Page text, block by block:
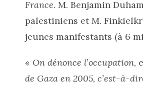
France. M. Benjamin
palestiniens et M.
jeunes manifestants (à 6
« On dénonce l’occupation,
de Gaza en 2005, c’est-à-